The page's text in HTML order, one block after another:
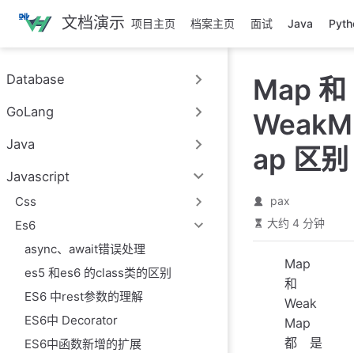
跳
主
內
文档演示 项目主页 档案主页 面试 Java
Database
GoLang
Java
Javascript
Css
Es6
async、await错误处理
es5 和es6 的class类的区别
ES6 中rest参数的理解
ES6中 Decorator
ES6中函数新增的扩展
Map 和
WeakM
ap 区别
pax
大约 4 分钟
Map
和
Weak
Map
都是